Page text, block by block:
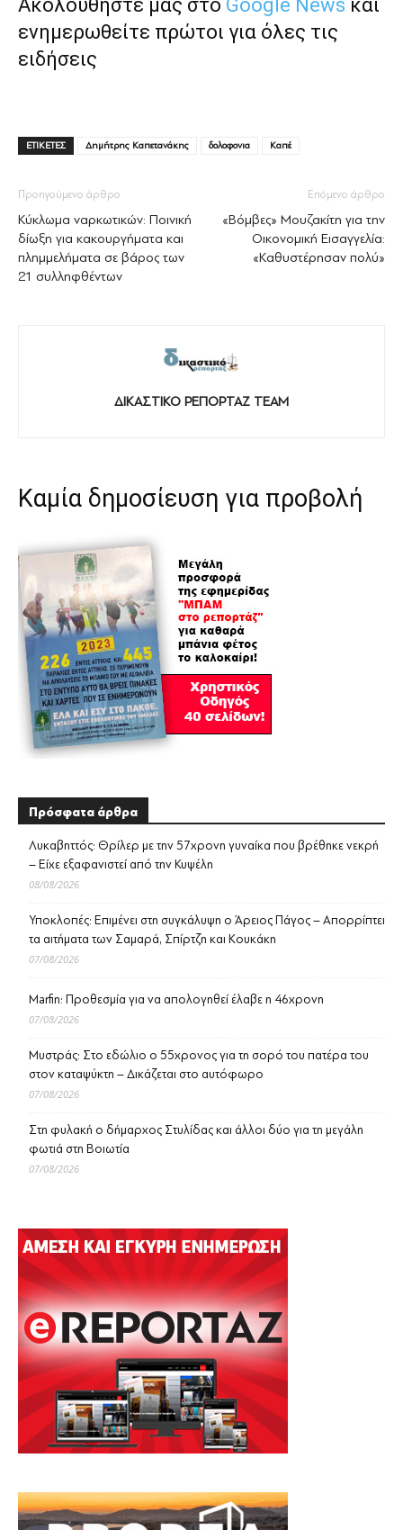
Ακολουθήστε μας στο Google News και
ενημερωθείτε πρώτοι για όλες τις
ειδήσεις
ΕΤΙΚΕΤΕΣ Δημήτρης Καπετανάκης δολοφονια Καπέ
Προηγούμενο άρθρο
Κύκλωμα ναρκωτικών: Ποινική
δίωξη για κακουργήματα και
πλημμελήματα σε βάρος των
21 συλληφθέντων
Επόμενο άρθρο
«Βόμβες» Μουζακίτη για την
Οικονομική Εισαγγελία:
«Καθυστέρησαν πολύ»
ΔΙΚΑΣΤΙΚΟ ΡΕΠΟΡΤΑΖ TEAM
Καμία δημοσίευση για προβολή
Πρόσφατα άρθρα
Λυκαβηττός: Θρίλερ με την 57χρονη γυναίκα που βρέθηκε νεκρή
– Είχε εξαφανιστεί από την Κυψέλη
08/08/2026
Υποκλοπές: Επιμένει στη συγκάλυψη ο Άρειος Πάγος – Απορρίπτει
τα αιτήματα των Σαμαρά, Σπίρτζη και Κουκάκη
07/08/2026
Marfin: Προθεσμία για να απολογηθεί έλαβε η 46χρονη
07/08/2026
Μυστράς: Στο εδώλιο ο 55χρονος για τη σορό του πατέρα του
στον καταψύκτη – Δικάζεται στο αυτόφωρο
07/08/2026
Στη φυλακή ο δήμαρχος Στυλίδας και άλλοι δύο για τη μεγάλη
φωτιά στη Βοιωτία
07/08/2026